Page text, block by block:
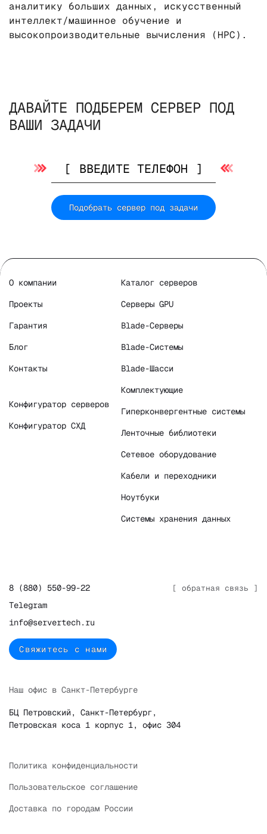
аналитику больших данных, искусственный
интеллект/машинное обучение и
высокопроизводительные вычисления (HPC).
ДАВАЙТЕ ПОДБЕРЕМ СЕРВЕР ПОД
ВАШИ ЗАДАЧИ
Подобрать сервер под задачи
О компании
Проекты
Гарантия
Блог
Контакты
Конфигуратор серверов
Конфигуратор СХД
Каталог серверов
Серверы GPU
Blade-Серверы
Blade-Системы
Blade-Шасси
Комплектующие
Гиперконвергентные системы
Ленточные библиотеки
Сетевое оборудование
Кабели и переходники
Ноутбуки
Системы хранения данных
[ обратная связь ]
8 (880) 550-99-22
Telegram
info@servertech.ru
Свяжитесь с нами
Наш офис в Санкт-Петербурге
БЦ Петровский, Санкт-Петербург,
Петровская коса 1 корпус 1, офис 304
Политика конфиденциальности
Пользовательское соглашение
Доставка по городам России